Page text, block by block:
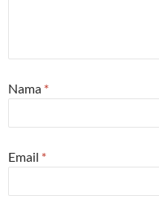
Nama *
Email *